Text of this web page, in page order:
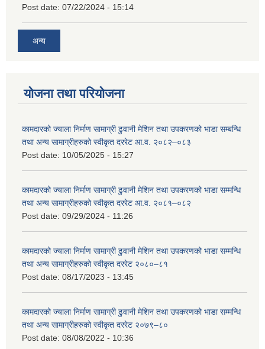
Post date: 07/22/2024 - 15:14
अन्य
योजना तथा परियोजना
कामदारको ज्याला निर्माण सामाग्री ढुवानी मेशिन तथा उपकरणको भाडा सम्बन्धि
तथा अन्य सामाग्रीहरुको स्वीकृत दररेट आ.व. २०८२–०८३
Post date: 10/05/2025 - 15:27
कामदारको ज्याला निर्माण सामाग्री ढुवानी मेशिन तथा उपकरणको भाडा सम्मन्धि
तथा अन्य सामाग्रीहरुको स्वीकृत दररेट आ.व. २०८१–०८२
Post date: 09/29/2024 - 11:26
कामदारको ज्याला निर्माण सामाग्री ढुवानी मेशिन तथा उपकरणको भाडा सम्मन्धि
तथा अन्य सामाग्रीहरुको स्वीकृत दररेट २०८०–८१
Post date: 08/17/2023 - 13:45
कामदारको ज्याला निर्माण सामाग्री ढुवानी मेशिन तथा उपकरणको भाडा सम्मन्धि
तथा अन्य सामाग्रीहरुको स्वीकृत दररेट २०७९–८०
Post date: 08/08/2022 - 10:36